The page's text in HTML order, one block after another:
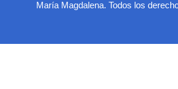
María Magdalena. Todos los